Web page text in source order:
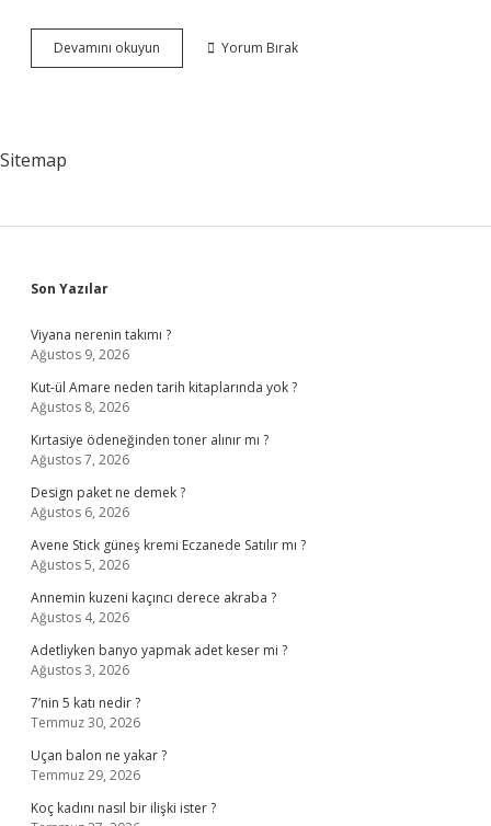
Devamını okuyun
Ne
Yorum Bırak
Sitemap
Sidebar
Son Yazılar
Viyana nerenin takımı ?
Ağustos 9, 2026
Kut-ül Amare neden tarih kitaplarında yok ?
Ağustos 8, 2026
Kırtasiye ödeneğinden toner alınır mı ?
Ağustos 7, 2026
Design paket ne demek ?
Ağustos 6, 2026
Avene Stick güneş kremi Eczanede Satılır mı ?
Ağustos 5, 2026
Annemin kuzeni kaçıncı derece akraba ?
Ağustos 4, 2026
Adetliyken banyo yapmak adet keser mi ?
Ağustos 3, 2026
7’nin 5 katı nedir ?
Temmuz 30, 2026
Uçan balon ne yakar ?
Temmuz 29, 2026
Koç kadını nasıl bir ilişki ister ?